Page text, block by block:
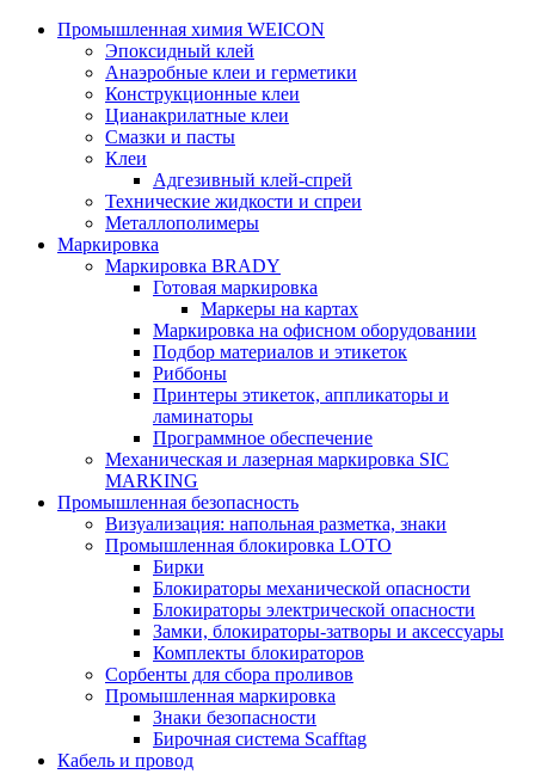
Промышленная химия WEICON
Эпоксидный клей
Анаэробные клеи и герметики
Конструкционные клеи
Цианакрилатные клеи
Смазки и пасты
Клеи
Адгезивный клей-спрей
Технические жидкости и спреи
Металлополимеры
Маркировка
Маркировка BRADY
Готовая маркировка
Маркеры на картах
Маркировка на офисном оборудовании
Подбор материалов и этикеток
Риббоны
Принтеры этикеток, аппликаторы и
ламинаторы
Программное обеспечение
Механическая и лазерная маркировка SIC
MARKING
Промышленная безопасность
Визуализация: напольная разметка, знаки
Промышленная блокировка LOTO
Бирки
Блокираторы механической опасности
Блокираторы электрической опасности
Замки, блокираторы-затворы и аксессуары
Комплекты блокираторов
Сорбенты для сбора проливов
Промышленная маркировка
Знаки безопасности
Бирочная система Scafftag
Кабель и провод